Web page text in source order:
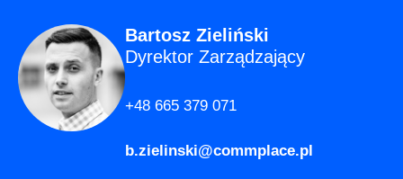
Bartosz Zieliński
Dyrektor Zarządzający
+48 665 379 071
b.zielinski@commplace.pl